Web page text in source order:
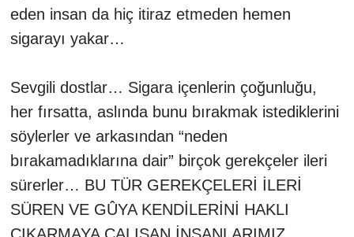
eden insan da hiç itiraz etmeden hemen
sigarayı yakar…
Sevgili dostlar… Sigara içenlerin çoğunluğu,
her fırsatta, aslında bunu bırakmak istediklerini
söylerler ve arkasından “neden
bırakamadıklarına dair” birçok gerekçeler ileri
sürerler… BU TÜR GEREKÇELERİ İLERİ
SÜREN VE GÛYA KENDİLERİNİ HAKLI